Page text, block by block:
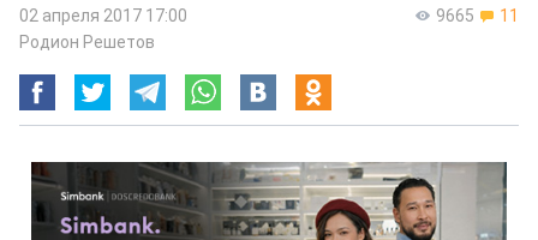
9665 11
02 апреля 2017 17:00
Родион Решетов